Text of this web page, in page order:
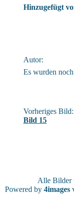
Hinzugefügt
Autor:
Es wurden
Vorheriges Bild:
Bild 15
Alle
Powered by 4images